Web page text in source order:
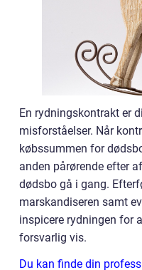
En rydningskontrakt er
misforståelser. Når
købssummen for
anden pårørende efter
dødsbo gå i gang.
marskandiseren samt
inspicere rydningen for
forsvarlig vis.
Du kan finde din